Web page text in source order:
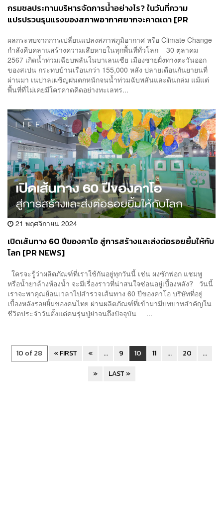
กรมชลประทานบริหารจัดการน้ำอย่างไร? ในวันที่ความ
แปรปรวนรุนแรงของสภาพอากาศยากจะคาดเดา [PR
ผลกระทบจากการเปลี่ยนแปลงสภาพภูมิอากาศ หรือ Climate Change
กำลังคืบคลานสร้างความเสียหายในทุกพื้นที่ทั่วโลก 30 ตุลาคม
2567 เกิดน้ำท่วมเฉียบพลันในบาเลนเซีย เมืองชายฝั่งทางตะวันออก
ของสเปน กระทบบ้านเรือนกว่า 155,000 หลัง ปลายเดือนกันยายนที่
ผ่านมา เนปาลเผชิญฝนตกหนักจนน้ำท่วมฉับพลันและดินถล่ม แม้แต่
พื้นที่ที่ไม่เคยมีใครคาดคิดอย่างทะเลทร...
21 พฤศจิกายน 2024
เปิดเส้นทาง 60 ปีของคาโอ สู่การสร้างและส่งต่อรอยยิ้มให้กับ
โลก [PR NEWS]
ใครจะรู้ว่าผลิตภัณฑ์ที่เราใช้กันอยู่ทุกวันนี้ เช่น ผงซักฟอก แชมพู
หรือน้ำยาล้างห้องน้ำ จะมีเรื่องราวที่น่าสนใจซ่อนอยู่เบื้องหลัง? วันนี้
เราจะพาคุณย้อนเวลาไปสำรวจเส้นทาง 60 ปีของคาโอ บริษัทที่อยู่
เบื้องหลังรอยยิ้มของคนไทย ผ่านผลิตภัณฑ์ที่เข้ามามีบทบาทสำคัญใน
ชีวิตประจำวันตั้งแต่คนรุ่นปู่ย่าจนถึงปัจจุบัน ...
10 of 28 « FIRST « ... 9 10 11 ... 20
...
»
LAST »